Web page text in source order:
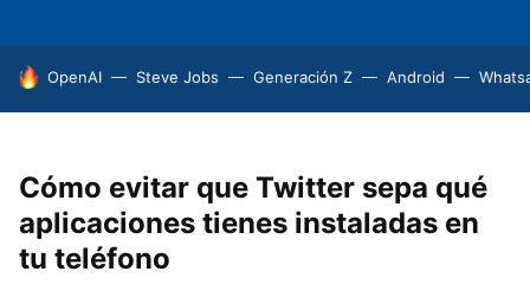
HOY SE HABLA DE
OpenAI Steve Jobs Generación Z Android
Cómo evitar que Twitter sepa qué
aplicaciones tienes instaladas en
tu teléfono